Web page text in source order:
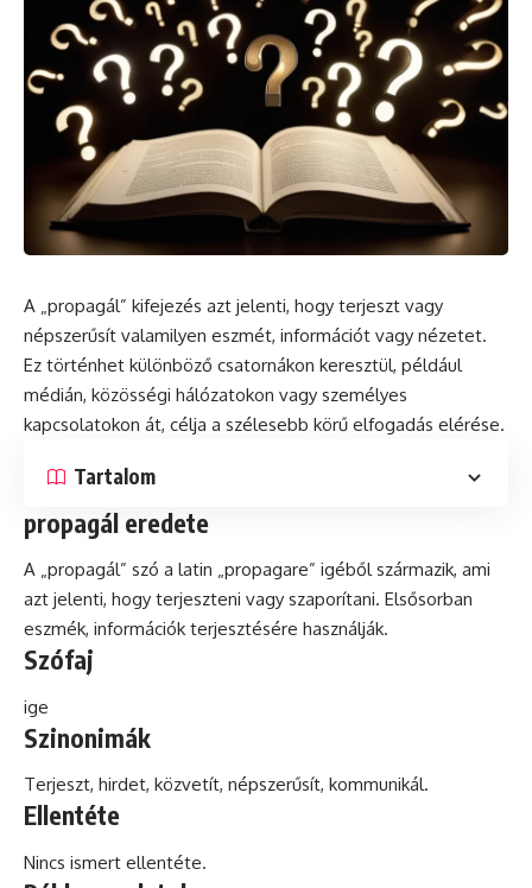
A „propagál” kifejezés azt jelenti, hogy terjeszt vagy
népszerűsít valamilyen eszmét, információt vagy nézetet.
Ez történhet különböző csatornákon keresztül, például
médián, közösségi hálózatokon vagy személyes
kapcsolatokon át, célja a szélesebb körű elfogadás elérése.
Tartalom
propagál eredete
A „propagál” szó a latin „propagare” igéből származik, ami
azt jelenti, hogy terjeszteni vagy szaporítani. Elsősorban
eszmék, információk terjesztésére használják.
Szófaj
ige
Szinonimák
Terjeszt, hirdet, közvetít, népszerűsít, kommunikál.
Ellentéte
Nincs ismert ellentéte.